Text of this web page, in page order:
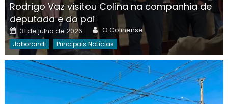
Rodrigo Vaz visitou Colina na companhia de
deputada e do pai
Posted
on
31 de julho de 2026 Author
O Colinense
Jaborandi Principais Notícias